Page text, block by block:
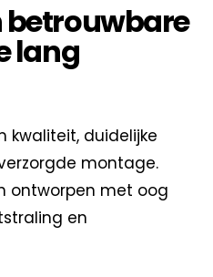
betrouwbare
lang
kwaliteit, duidelijke
montage.
ontworpen met oog
en